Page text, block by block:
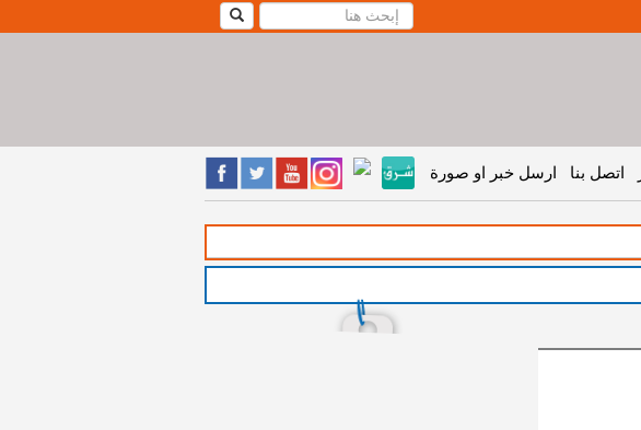
اتصل بنا ارسل خبر او صورة